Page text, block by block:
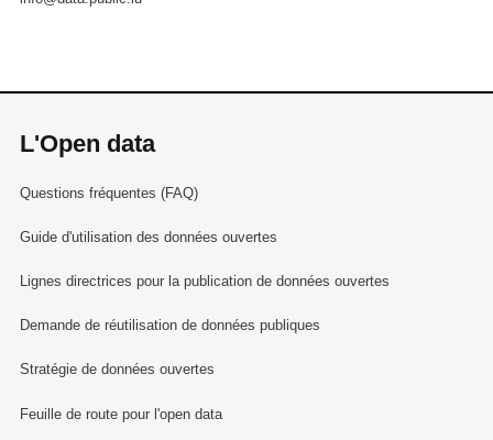
Assurer l’entretien et la maintenance
balisage lumineux.
Références règlementaires :
Loi du 21 décembre 2007 portant création
de l’Administration de la navigation
Règlement grand-ducal du 29 janvier 2019
déterminant l’organisation de
L'Open data
Questions fréquentes (FAQ)
Guide d'utilisation des données ouvertes
Lignes directrices pour la publication de données ouvertes
Demande de réutilisation de données publiques
Stratégie de données ouvertes
Feuille de route pour l'open data